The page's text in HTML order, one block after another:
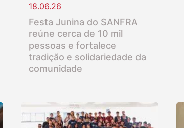
18.06.26
Festa Junina do SANFRA
reúne cerca de 10 mil
pessoas e fortalece
tradição e solidariedade da
comunidade